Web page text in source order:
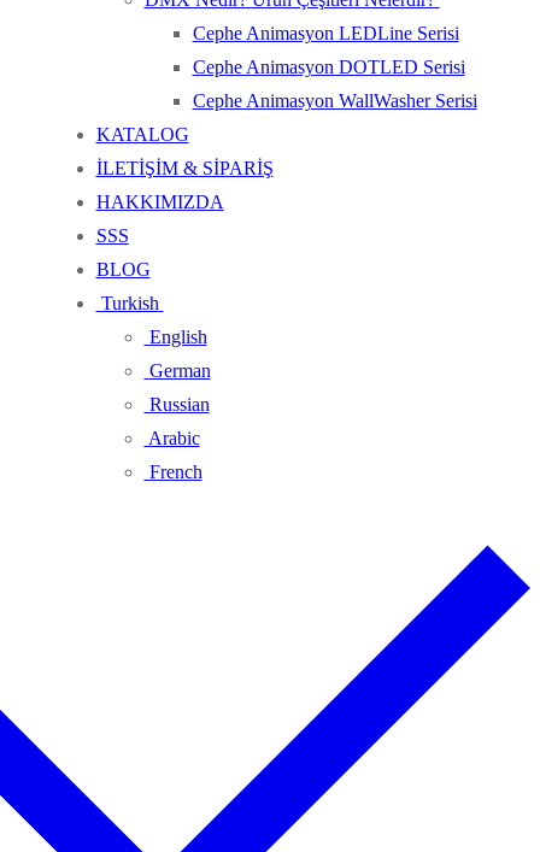
Cephe Animasyon LEDLine Serisi
Cephe Animasyon DOTLED Serisi
Cephe Animasyon WallWasher Serisi
KATALOG
İLETİŞİM & SİPARİŞ
HAKKIMIZDA
SSS
BLOG
Turkish
English
German
Russian
Arabic
French